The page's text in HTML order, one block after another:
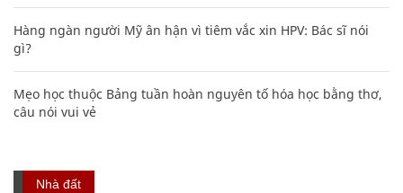
Hàng ngàn người Mỹ ân hận vì tiêm vắc xin HPV: Bác sĩ nói
gì?
Mẹo học thuộc Bảng tuần hoàn nguyên tố hóa học bằng thơ,
câu nói vui vẻ
Nhà đất